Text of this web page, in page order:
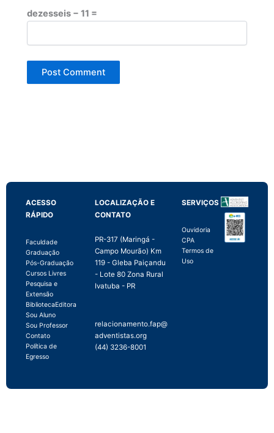
dezesseis − 11 =
ACESSO
RÁPIDO
Faculdade
Graduação
Pós-Graduação
Cursos Livres
Pesquisa e
Extensão
BibliotecaEditora
Sou Aluno
Sou Professor
Contato
Política de
Egresso
LOCALIZAÇÃO E
CONTATO
PR-317 (Maringá -
Campo Mourão) Km
119 - Gleba Paiçandu
- Lote 80 Zona Rural
Ivatuba - PR
relacionamento.fap@
adventistas.org
(44) 3236-8001
SERVIÇOS
Ouvidoria
CPA
Termos de
Uso